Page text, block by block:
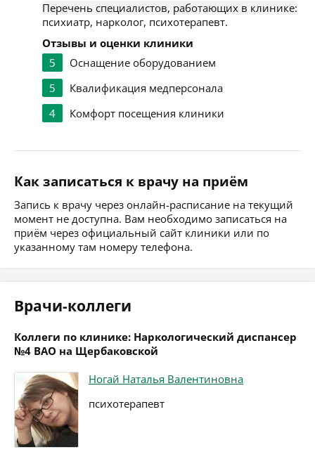
Перечень специалистов, работающих в клинике:
психиатр, нарколог, психотерапевт.
Отзывы и оценки клиники
5
Оснащение оборудованием
5
Квалификация медперсонала
4
Комфорт посещения клиники
Как записаться к врачу на приём
Запись к врачу через онлайн-расписание на текущий
момент не доступна. Вам необходимо записаться на
приём через официальный сайт клиники или по
указанному там номеру телефона.
Врачи-коллеги
Коллеги по клинике: Наркологический диспансер
№4 ВАО на Щербаковской
Ногай Наталья Валентиновна
психотерапевт